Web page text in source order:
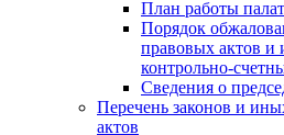
План работы
Порядок
правовых актов
контрольно-
Сведения о
Перечень законов и
актов